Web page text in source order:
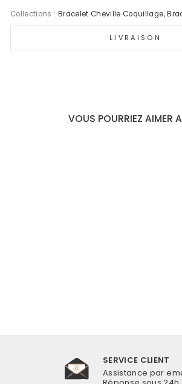
Collections : Bracelet Cheville Coquillage,
LIVRAISON
VOUS POURRIEZ AIMER
SERVICE CLIENT
Assistance par